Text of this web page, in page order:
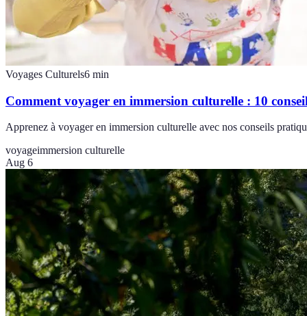
Voyages Culturels6 min
Comment voyager en immersion culturelle : 10
Apprenez à voyager en immersion culturelle avec nos conseils
voyageimmersion culturelle
Aug 6